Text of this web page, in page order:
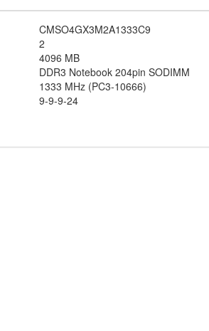
CMSO4GX3M2A1333C9
2
4096 MB
DDR3 Notebook 204pin SODIMM
1333 MHz (PC3-10666)
9-9-9-24